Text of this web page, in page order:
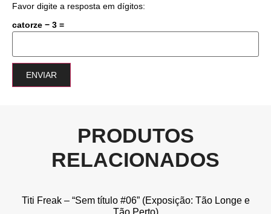
Favor digite a resposta em dígitos:
catorze − 3 =
PRODUTOS
RELACIONADOS
Titi Freak – “Sem título #06” (Exposição: Tão Longe e
Tão Perto)